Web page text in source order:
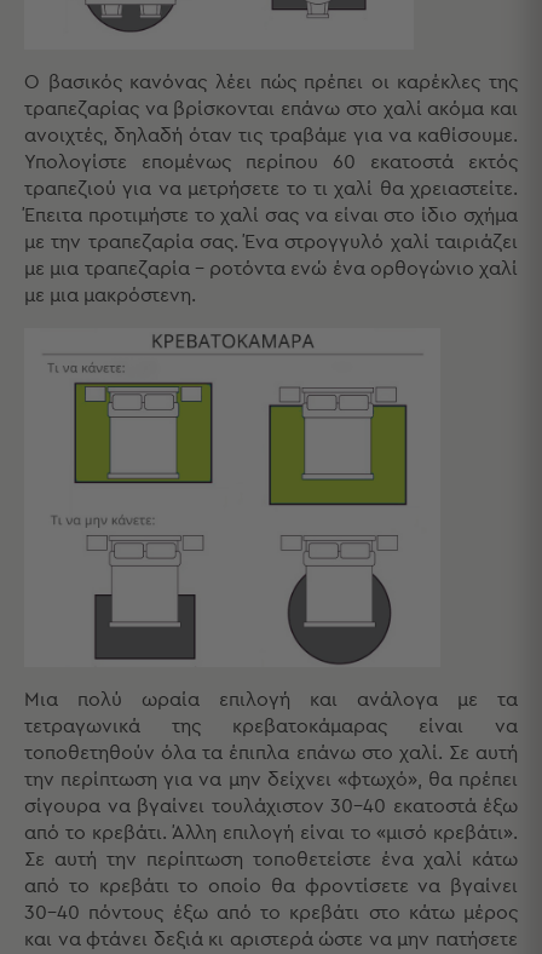
Σαγιονάρες
Ανδρικές
Γυναικείες
Παιδικές
Εξοπλισμός
Είδη
Παραλίας
Σκίαστρα
Παραλίας
Camping
Είδη
Camping
Σκηνές
Sleeping
Bags
Υποστρώματα
Ισοθερμικές
Ο βασικός κανόνας λέει πώς πρέπει οι καρέκλες της
τραπεζαρίας να βρίσκονται επάνω στο χαλί ακόμα και
ανοιχτές, δηλαδή όταν τις τραβάμε για να καθίσουμε.
Υπολογίστε επομένως περίπου 60 εκατοστά εκτός
τραπεζιού για να μετρήσετε το τι χαλί θα χρειαστείτε.
Έπειτα προτιμήστε το χαλί σας να είναι στο ίδιο σχήμα
με την τραπεζαρία σας. Ένα στρογγυλό χαλί ταιριάζει
με μια τραπεζαρία – ροτόντα ενώ ένα ορθογώνιο χαλί
με μια μακρόστενη.
Μια πολύ ωραία επιλογή και ανάλογα με τα
τετραγωνικά της κρεβατοκάμαρας είναι να
τοποθετηθούν όλα τα έπιπλα επάνω στο χαλί. Σε αυτή
την περίπτωση για να μην δείχνει «φτωχό», θα πρέπει
σίγουρα να βγαίνει τουλάχιστον 30-40 εκατοστά έξω
από το κρεβάτι. Άλλη επιλογή είναι το «μισό κρεβάτι».
Σε αυτή την περίπτωση τοποθετείστε ένα χαλί κάτω
από το κρεβάτι το οποίο θα φροντίσετε να βγαίνει
30-40 πόντους έξω από το κρεβάτι στο κάτω μέρος
και να φτάνει δεξιά κι αριστερά ώστε να μην πατήσετε